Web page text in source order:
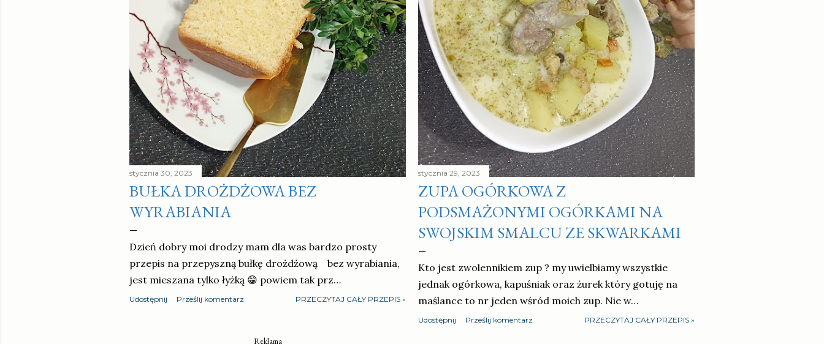
stycznia 30, 2023
BUŁKA DROŻDŻOWA BEZ
WYRABIANIA
Dzień dobry moi drodzy mam dla was bardzo prosty
przepis na przepyszną bułkę drożdżową bez wyrabiania,
jest mieszana tylko łyżką 😁 powiem tak prz…
Udostępnij Prześlij komentarz PRZECZYTAJ CAŁY PRZEPIS »
stycznia 29, 2023
ZUPA OGÓRKOWA Z
PODSMAŻONYMI OGÓRKAMI NA
SWOJSKIM SMALCU ZE SKWARKAMI
Kto jest zwolennikiem zup ? my uwielbiamy wszystkie
jednak ogórkowa, kapuśniak oraz żurek który gotuję na
maślance to nr jeden wśród moich zup. Nie w…
Udostępnij Prześlij komentarz PRZECZYTAJ CAŁY PRZEPIS »